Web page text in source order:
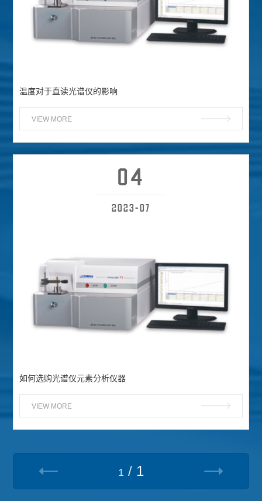
温度对于直读光谱仪的影响
VIEW MORE
04
2023-07
如何选购光谱仪元素分析仪器
VIEW MORE
1 / 1